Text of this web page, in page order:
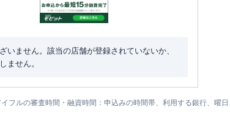
いません。該当の店舗が登録されていないか、
ません。
フルの審査時間・融資時間：申込みの時間帯、利用する銀行、曜